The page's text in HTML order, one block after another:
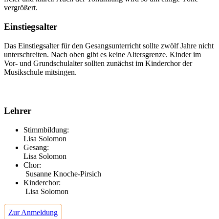
vergrößert.
Einstiegsalter
Das Einstiegsalter für den Gesangsunterricht sollte zwölf Jahre nicht
unterschreiten. Nach oben gibt es keine Altersgrenze. Kinder im
Vor- und Grundschulalter sollten zunächst im Kinderchor der
Musikschule mitsingen.
Lehrer
Stimmbildung:
Lisa Solomon
Gesang:
Lisa Solomon
Chor:
Susanne Knoche-Pirsich
Kinderchor:
Lisa Solomon
Zur Anmeldung